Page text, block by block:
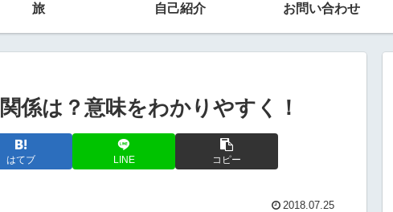
旅 自己紹介 お問い合わせ
係は？意味をわかりやすく！
はてブ LINE コピー
2018.07.25